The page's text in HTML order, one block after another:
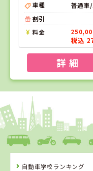
車種
普通車
割引
料金
税込
詳 細
1
香川県
かんおんじ自動車
自動車学校ランキング